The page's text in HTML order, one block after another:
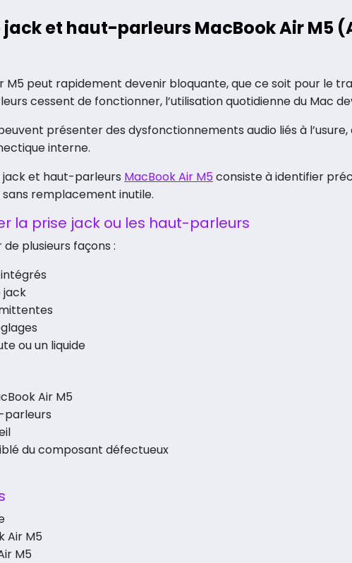
et haut-parleurs MacBook Air M5
M5 peut rapidement devenir bloquante, que ce soit pour le
cessent de fonctionner, l’utilisation quotidienne du Mac
présenter des dysfonctionnements audio liés à
interne.
et haut-parleurs MacBook Air M5consiste à identifier
remplacement inutile.
la prise jack ou les haut-parleurs
plusieurs façons :
jack
ou un liquide
Air M5
parleurs
du composant défectueux
Air M5
M5